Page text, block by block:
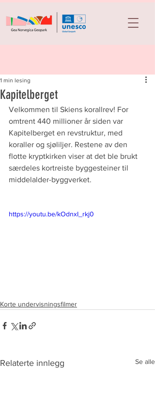
Kapitelberget
1 min lesing
Velkommen til Skiens korallrev! For
omtrent 440 millioner år siden var
Kapitelberget en revstruktur, med
koraller og sjøliljer. Restene av den
flotte kryptkirken viser at det ble brukt
særdeles kortreiste byggesteiner til
middelalder-byggverket.
https://youtu.be/kOdnxI_rkj0
Korte undervisningsfilmer
Relaterte innlegg Se alle